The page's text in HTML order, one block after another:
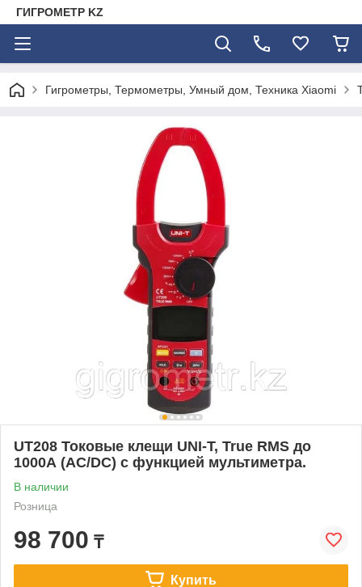
ГИГРОМЕТР KZ
Гигрометры, Термометры, Умный дом, Техника Xiaomi
UT208 Токовые клещи UNI-T, True RMS до
1000А (AC/DC) с функцией мультиметра.
В наличии
Розница
98 700 ₸
Купить